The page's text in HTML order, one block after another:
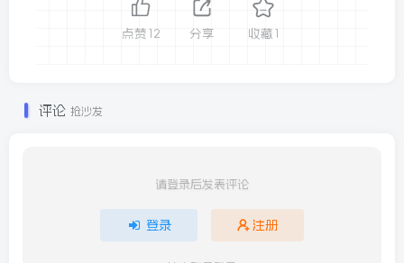
点赞 12 分享 收藏
评论 抢沙发
请登录后发表评论
登录 注册